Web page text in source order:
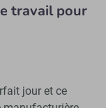
travail pour
jour et ce